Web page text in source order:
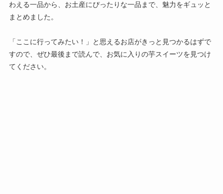
わえる一品から、お土産にぴったりな一品まで、魅力をギュッと
まとめました。
「ここに行ってみたい！」と思えるお店がきっと見つかるはずで
すので、ぜひ最後まで読んで、お気に入りの芋スイーツを見つけ
てください。